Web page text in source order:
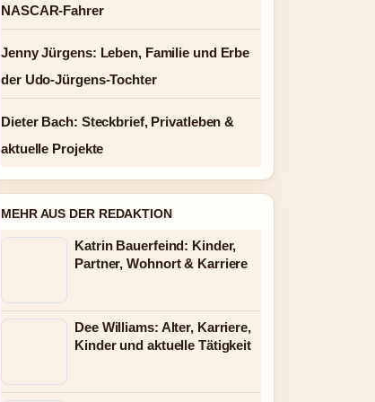
NASCAR-Fahrer
Jenny Jürgens: Leben, Familie und Erbe
der Udo-Jürgens-Tochter
Dieter Bach: Steckbrief, Privatleben &
aktuelle Projekte
MEHR AUS DER REDAKTION
Katrin Bauerfeind: Kinder,
Partner, Wohnort & Karriere
Dee Williams: Alter, Karriere,
Kinder und aktuelle Tätigkeit